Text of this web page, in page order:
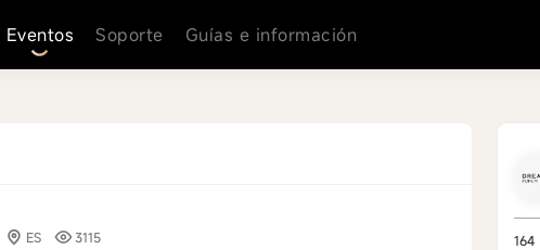
Eventos Soporte Guías e información
ES 3115 164